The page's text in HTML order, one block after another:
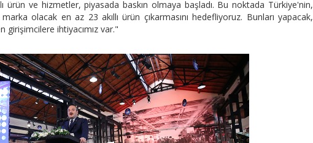
ürün ve hizmetler, piyasada baskın olmaya başladı. Bu noktada Türkiye'nin,
olacak en az 23 akıllı ürün çıkarmasını hedefliyoruz. Bunları yapacak,
girişimcilere ihtiyacımız var."